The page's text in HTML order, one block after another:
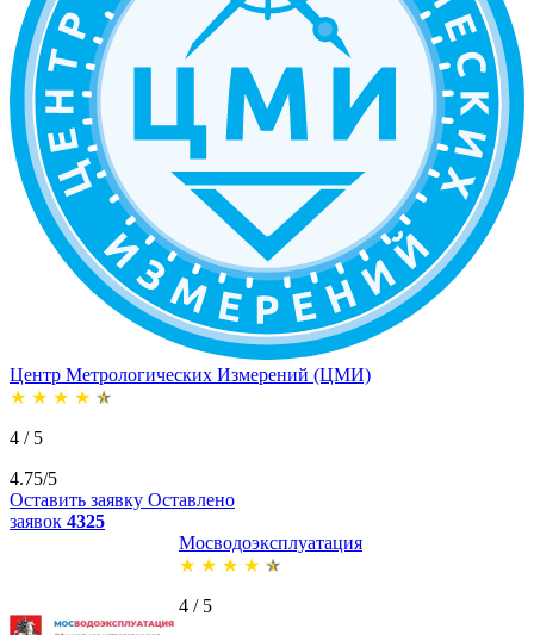
Центр Метрологических Измерений (ЦМИ)
★ ★ ★ ★ ★
4 / 5
4.75/5
Оставить заявку Оставлено
заявок 4325
Мосводоэксплуатация
★ ★ ★ ★ ★
4 / 5